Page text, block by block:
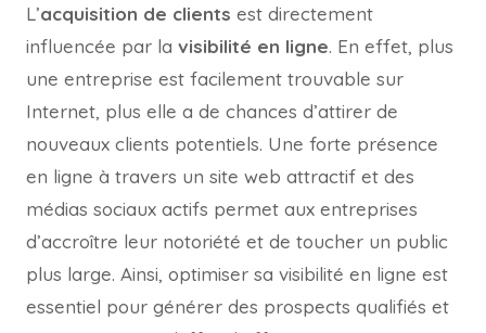
L’acquisition de clients est directement
influencée par la visibilité en ligne. En effet, plus
une entreprise est facilement trouvable sur
Internet, plus elle a de chances d’attirer de
nouveaux clients potentiels. Une forte présence
en ligne à travers un site web attractif et des
médias sociaux actifs permet aux entreprises
d’accroître leur notoriété et de toucher un public
plus large. Ainsi, optimiser sa visibilité en ligne est
essentiel pour générer des prospects qualifiés et